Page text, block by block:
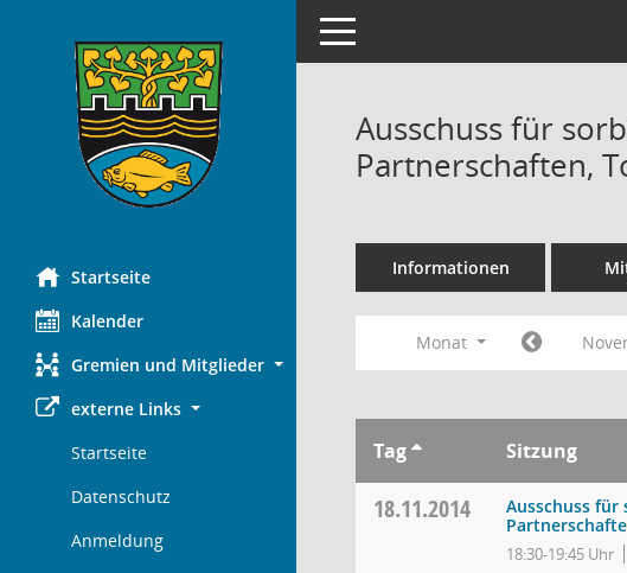
Startseite
Kalender
Gremien und Mitglieder
externe Links
Startseite
Datenschutz
Anmeldung
Toggle navigation
Ausschuss für
Partnerschaften,
Informationen
Monat
Tag Sitzung
18.11.2014
Ausschuss für
18:30-19:45 Uhr